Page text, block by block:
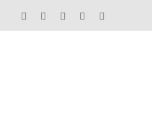
FacebookInstagramYouTube
Vimeo